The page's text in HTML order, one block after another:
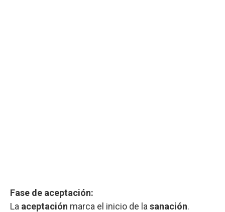
Fase de aceptación:
La aceptación marca el inicio de la sanación.